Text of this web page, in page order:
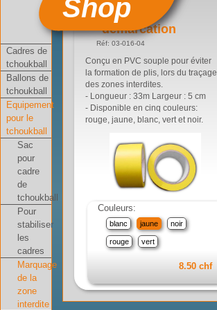
Shop
Cadres de
tchoukball
Ballons de
tchoukball
Equipement
pour le
tchoukball
Sac
pour
cadre
de
tchoukball
Pour
stabiliser
les
cadres
Marquage
de la
zone
interdite
Scotch de
démarcation
Réf: 03-016-04
Conçu en PVC souple pour éviter
la formation de plis, lors du traçage
des zones interdites.
- Longueur : 33m Largeur : 5 cm
- Disponible en cinq couleurs:
rouge, jaune, blanc, vert et noir.
Couleurs:
blanc jaune noir
rouge vert
8.50 chf